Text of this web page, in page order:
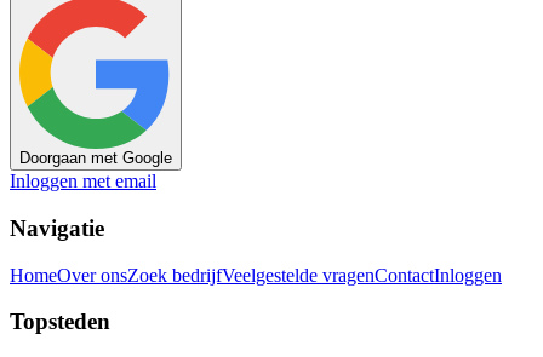
Doorgaan met Google
Inloggen met email
Navigatie
HomeOver onsZoek bedrijfVeelgestelde vragenContactInloggen
Topsteden